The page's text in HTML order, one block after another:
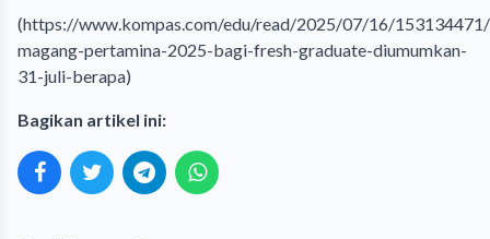
(https://www.kompas.com/edu/read/2025/07/16/
magang-pertamina-2025-bagi-fresh-graduate-diumumkan-
31-juli-berapa)
Bagikan artikel ini: